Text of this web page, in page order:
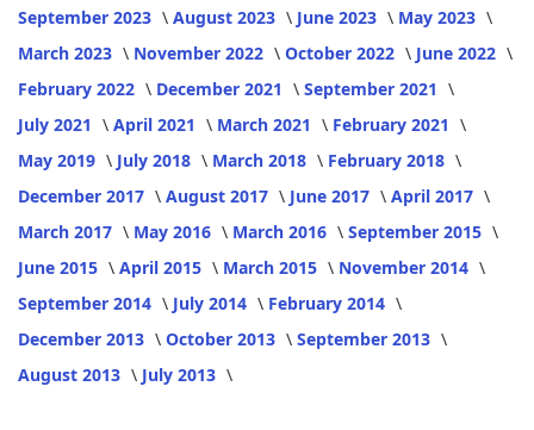
September 2023
August 2023 June 2023
May 2023
March 2023
November 2022 October 2022
June 2022
February 2022
December 2021
September 2021
July 2021
April 2021 March 2021
February 2021
May 2019
July 2018 March 2018
February 2018
December 2017
August 2017 June 2017
April 2017
March 2017
May 2016 March 2016
September 2015
June 2015
April 2015 March 2015
November 2014
September 2014
July 2014
February 2014
December 2013
October 2013
September 2013
August 2013
July 2013